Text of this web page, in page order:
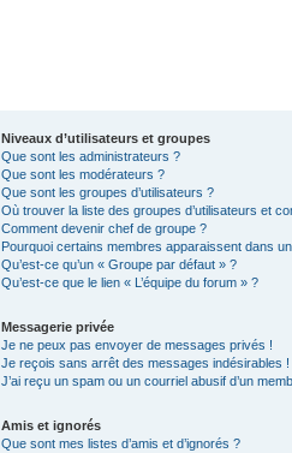
Niveaux d’utilisateurs et groupes
Que sont les administrateurs ?
Que sont les modérateurs ?
Que sont les groupes d’utilisateurs ?
Où trouver la liste des groupes d’utilisateurs et
Comment devenir chef de groupe ?
Pourquoi certains membres apparaissent dans
Qu’est-ce qu’un « Groupe par défaut » ?
Qu’est-ce que le lien « L’équipe du forum » ?
Messagerie privée
Je ne peux pas envoyer de messages privés !
Je reçois sans arrêt des messages indésirables !
J’ai reçu un spam ou un courriel abusif d’un
Amis et ignorés
Que sont mes listes d’amis et d’ignorés ?